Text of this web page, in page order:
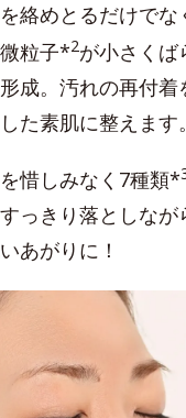
絡めとるだけで
粒子*2が小さくば
成。汚れの再付着
た素肌に整えます。
惜しみなく7種類*
っきり落としなが
あがりに！